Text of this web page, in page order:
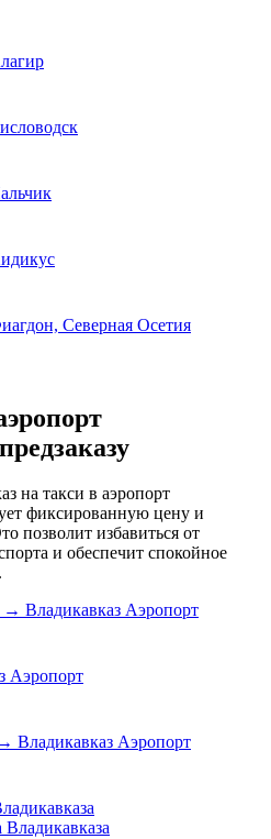
Северная Осетия
на такси в аэропорт
фиксированную цену и
позволит избавиться от
и обеспечит спокойное
Владикавказ Аэропорт
Аэропорт
Владикавказ Аэропорт
Владикавказа